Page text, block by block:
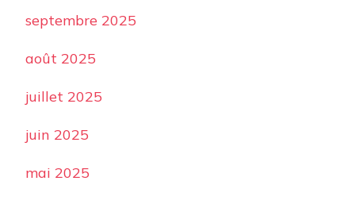
septembre 2025
août 2025
juillet 2025
juin 2025
mai 2025